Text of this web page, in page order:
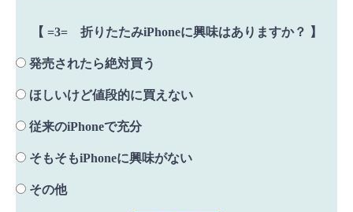
【 =3= 折りたたみiPhoneに興味はありますか？ 】
発売されたら絶対買う
ほしいけど値段的に買えない
従来のiPhoneで充分
そもそもiPhoneに興味がない
その他